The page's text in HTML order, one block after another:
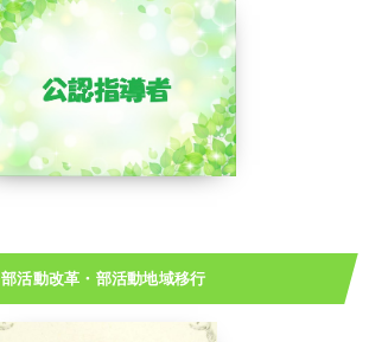
部活動改革・部活動地域移行